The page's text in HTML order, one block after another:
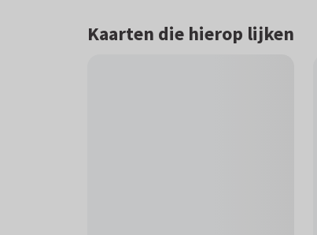
Kaarten die hierop lijken